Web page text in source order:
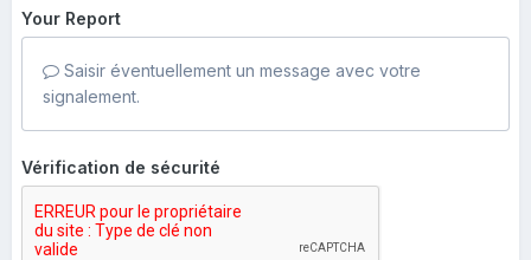
Your Report
Saisir éventuellement un message avec votre
signalement.
Vérification de sécurité